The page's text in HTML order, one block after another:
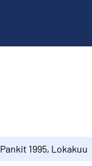
Pankit 1995, Lokakuu